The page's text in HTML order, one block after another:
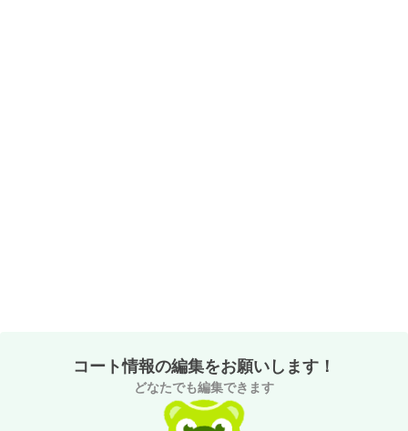
コート情報の編集をお願いします！
どなたでも編集できます